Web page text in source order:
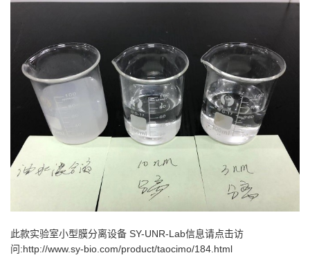
此款实验室小型膜分离设备 SY-UNR-Lab信息请点击访
问:http://www.sy-bio.com/product/taocimo/184.html